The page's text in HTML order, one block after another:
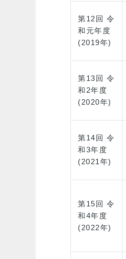
第12回 令
和元年度
(2019年)
第13回 令
和2年度
(2020年)
第14回 令
和3年度
(2021年)
第15回 令
和4年度
(2022年)